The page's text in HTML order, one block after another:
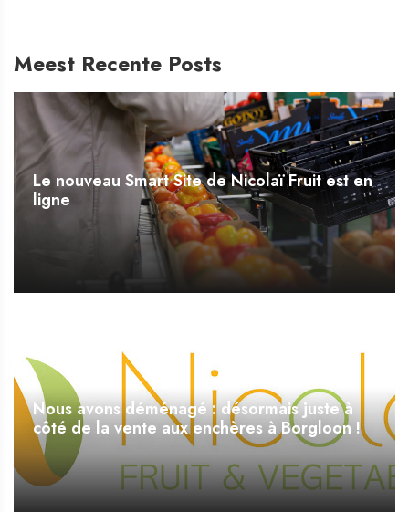
Meest Recente Posts
Le nouveau Smart Site de Nicolaï Fruit est en
ligne
Nous avons déménagé : désormais juste à
côté de la vente aux enchères à Borgloon !